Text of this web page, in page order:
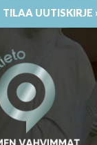
TILAA UUTISKIRJE ›